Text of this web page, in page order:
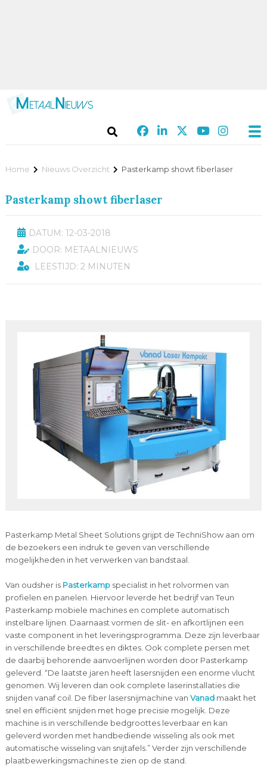
Home Nieuws Overzicht Pasterkamp showt fiberlaser
Pasterkamp showt fiberlaser
DATUM: 12-03-2018
DOOR: METAALNIEUWS
LEESTIJD: 2 MINUTEN
Pasterkamp Metal Sheet Solutions grijpt de TechniShow aan om
de bezoekers een indruk te geven van verschillende
mogelijkheden in het verwerken van bandstaal.
Van oudsher is Pasterkampspecialist in het rolvormen van
profielen en panelen. Hiervoor leverde het bedrijf van Teun
Pasterkamp mobiele machines en complete automatisch
instelbare lijnen. Daarnaast vormen de slit- en afkortlijnen een
vaste component in het leveringsprogramma. Deze zijn leverbaar
in verschillende breedtes en diktes. Ook complete persen met
de daarbij behorende aanvoerlijnen worden door Pasterkamp
geleverd. “De laatste jaren heeft lasersnijden een enorme vlucht
genomen. Wij leveren dan ook complete laserinstallaties die
snijden vanaf coil. De fiber lasersnijmachine van Vanadmaakt het
snel en efficiënt snijden met hoge precisie mogelijk. Deze
machine is in verschillende bedgroottes leverbaar en kan
geleverd worden met handbediende wisseling als ook met
automatische wisseling van snijtafels.” Verder zijn verschillende
plaatbewerkingsmachines te zien op de stand.